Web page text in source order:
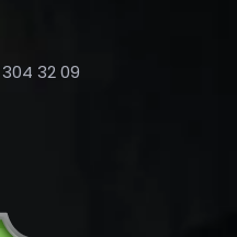
32 09